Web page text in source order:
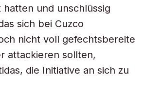
hatten und unschlüssig
sich bei Cuzco
nicht voll gefechtsbereite
attackieren sollten,
die Initiative an sich zu